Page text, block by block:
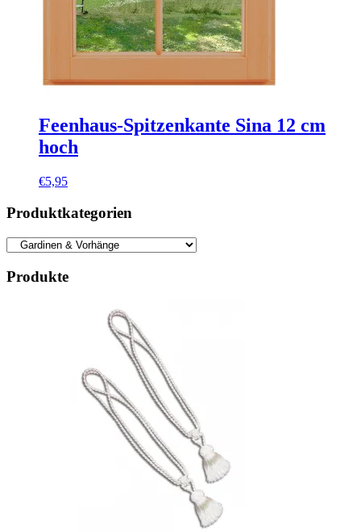
Feenhaus-Spitzenkante Sina 12 cm
hoch
€5,95
Produktkategorien
Produkte